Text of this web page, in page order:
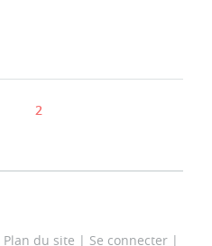
2
Plan du site | Se connecter |